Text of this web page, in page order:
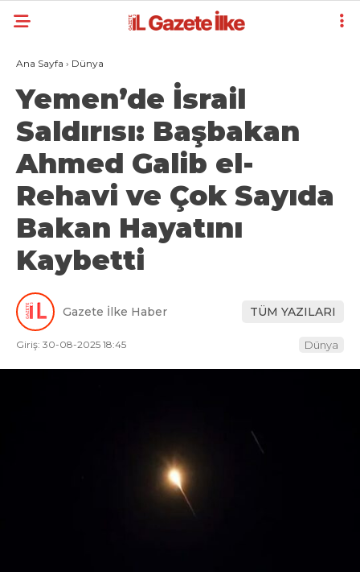
Ana Sayfa › Dünya
Yemen’de İsrail
Saldırısı: Başbakan
Ahmed Galib el-
Rehavi ve Çok Sayıda
Bakan Hayatını
Kaybetti
Gazete İlke Haber TÜM YAZILARI
Giriş: 30-08-2025 18:45 Dünya